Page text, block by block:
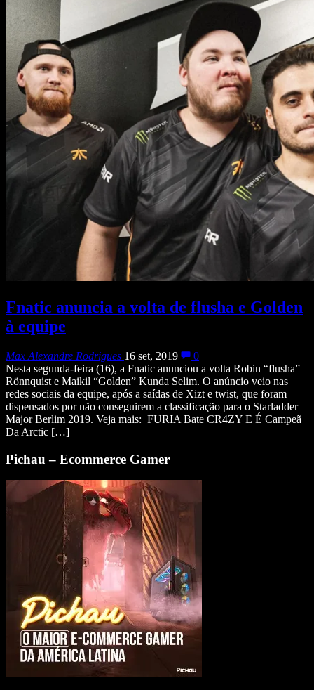
Fnatic anuncia a volta de flusha e Golden
à equipe
Max Alexandre Rodrigues 16 set, 2019
0
Nesta segunda-feira (16), a Fnatic anunciou a volta Robin “flusha”
Rönnquist e Maikil “Golden” Kunda Selim. O anúncio veio nas
redes sociais da equipe, após a saídas de Xizt e twist, que foram
dispensados por não conseguirem a classificação para o Starladder
Major Berlim 2019. Veja mais: FURIA Bate CR4ZY E É Campeã
Da Arctic […]
Pichau – Ecommerce Gamer